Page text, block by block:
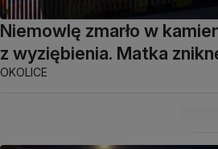
Niemowlę zmarło w
z wyziębienia. Matka
OKOLICE